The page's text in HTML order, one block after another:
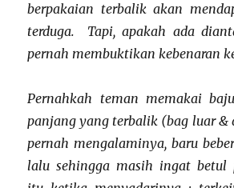
berpakaian terbalik akan
terduga. Tapi, apakah ada
pernah membuktikan kebenaran
Pernahkah teman memakai
panjang yang terbalik (bag luar &
pernah mengalaminya, baru
lalu sehingga masih ingat betul